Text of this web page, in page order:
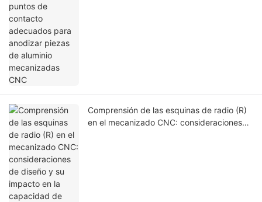
Comprensión de las esquinas de radio (R)
en el mecanizado CNC: consideraciones